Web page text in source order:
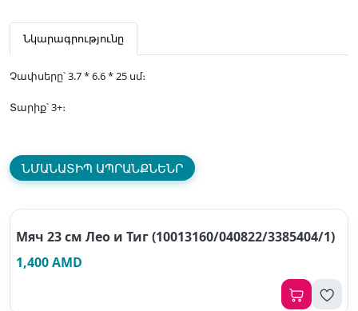
Նկարագրությունը
Չափսերը՝ 3.7 * 6.6 * 25 սմ։
Տարիք՝ 3+։
ՆՄԱՆԱՏԻՊ ԱՊՐԱՆՔՆԵՆՐ
Мяч 23 см Лео и Тиг (10013160/040822/3385404/1)
1,400 AMD